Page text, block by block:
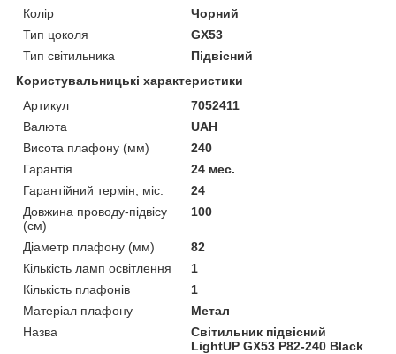
Колір
Чорний
Тип цоколя
GX53
Тип світильника
Підвісний
Користувальницькі характеристики
Артикул
7052411
Валюта
UAH
Висота плафону (мм)
240
Гарантія
24 мес.
Гарантійний термін, міс.
24
Довжина проводу-підвісу
(см)
100
Діаметр плафону (мм)
82
Кількість ламп освітлення
1
Кількість плафонів
1
Матеріал плафону
Метал
Назва
Світильник підвісний
LightUP GX53 P82-240 Black